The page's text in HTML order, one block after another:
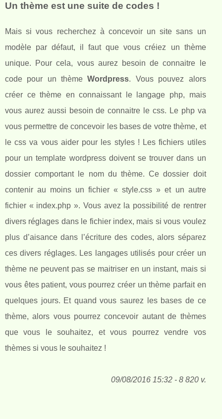
Un thème est une suite de codes !
Mais si vous recherchez à concevoir un site sans un
modèle par défaut, il faut que vous créiez un thème
unique. Pour cela, vous aurez besoin de connaitre le
code pour un thèmeWordpress. Vous pouvez alors
créer ce thème en connaissant le langage php, mais
vous aurez aussi besoin de connaitre le css. Le php va
vous permettre de concevoir les bases de votre thème, et
le css va vous aider pour les styles ! Les fichiers utiles
pour un template wordpress doivent se trouver dans un
dossier comportant le nom du thème. Ce dossier doit
contenir au moins un fichier « style.css » et un autre
fichier « index.php ». Vous avez la possibilité de rentrer
divers réglages dans le fichier index, mais si vous voulez
plus d’aisance dans l’écriture des codes, alors séparez
ces divers réglages. Les langages utilisés pour créer un
thème ne peuvent pas se maitriser en un instant, mais si
vous êtes patient, vous pourrez créer un thème parfait en
quelques jours. Et quand vous saurez les bases de ce
thème, alors vous pourrez concevoir autant de thèmes
que vous le souhaitez, et vous pourrez vendre vos
thèmes si vous le souhaitez !
09/08/2016 15:32 - 8 820 v.